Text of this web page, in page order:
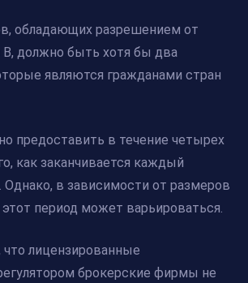
обладающих разрешением от
В, должно быть хотя бы два
являются гражданами стран
предоставить в течение четырех
как заканчивается каждый
в зависимости от размеров
период может варьироваться.
что лицензированные
брокерские фирмы не